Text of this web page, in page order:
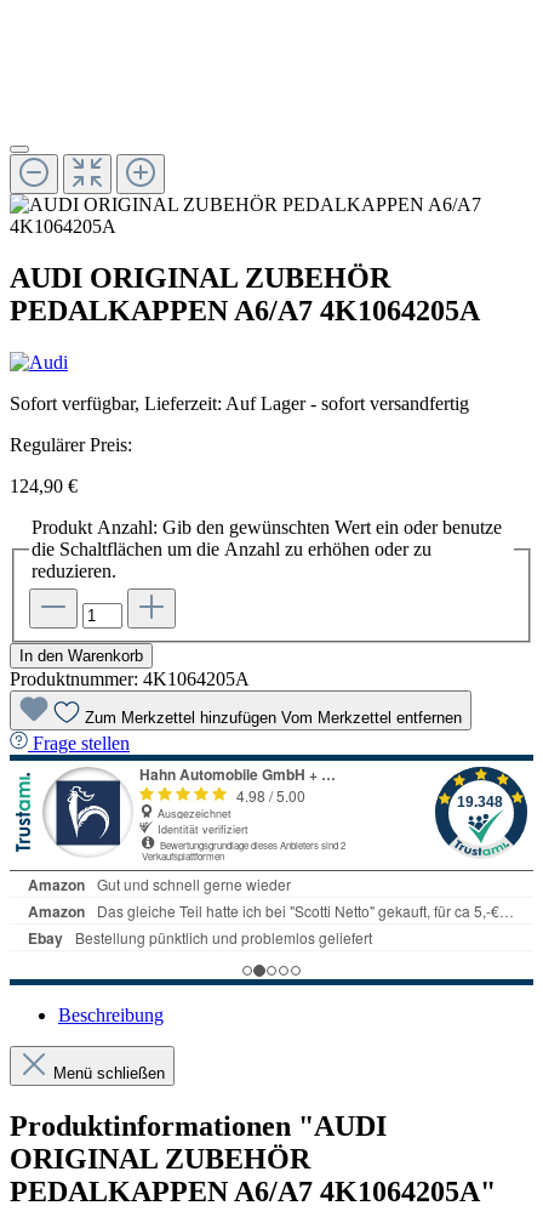
AUDI ORIGINAL ZUBEHÖR
PEDALKAPPEN A6/A7 4K1064205A
Sofort verfügbar, Lieferzeit: Auf Lager - sofort versandfertig
Regulärer Preis:
124,90 €
Produkt Anzahl: Gib den gewünschten Wert ein oder benutze
die Schaltflächen um die Anzahl zu erhöhen oder zu
reduzieren.
In den Warenkorb
Produktnummer: 4K1064205A
Zum Merkzettel hinzufügen Vom Merkzettel entfernen
Frage stellen
Beschreibung
Menü schließen
Produktinformationen "AUDI
ORIGINAL ZUBEHÖR
PEDALKAPPEN A6/A7 4K1064205A"